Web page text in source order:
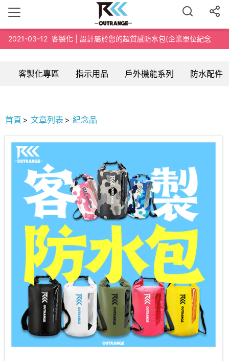
2021-03-12 客製化 | 設計屬於您的超質感防水包(企業單位紀念
客製化專區 指示用品 戶外機能系列 防水配件
首頁 文章列表 紀念品